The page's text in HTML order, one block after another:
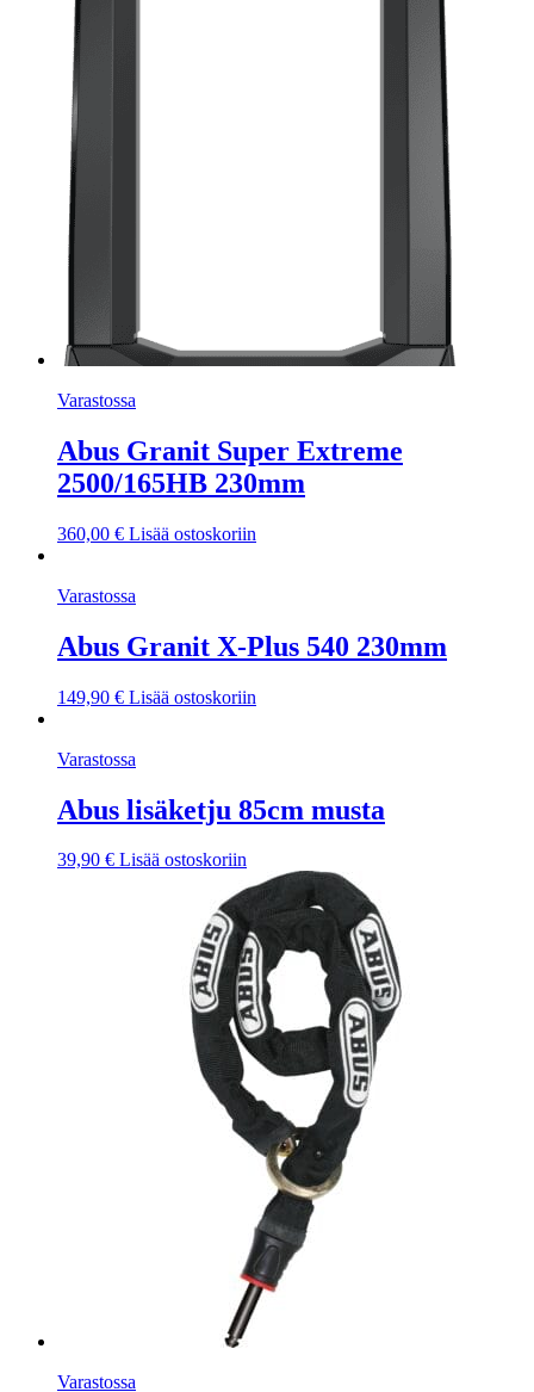
Varastossa
Abus Granit Super Extreme
2500/165HB 230mm
360,00 € Lisää ostoskoriin
Varastossa
Abus Granit X-Plus 540 230mm
149,90 € Lisää ostoskoriin
Varastossa
Abus lisäketju 85cm musta
39,90 € Lisää ostoskoriin
Varastossa